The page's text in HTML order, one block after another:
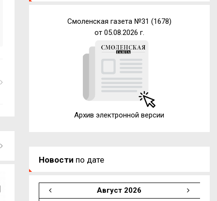
Смоленская газета №31 (1678)
от 05.08.2026 г.
Архив электронной версии
Новости по дате
Август 2026